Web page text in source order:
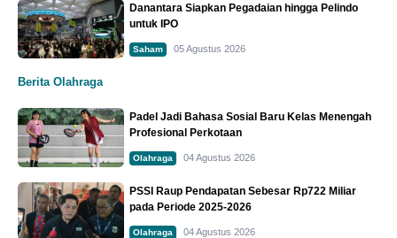
Danantara Siapkan Pegadaian hingga Pelindo
untuk IPO
Saham 05 Agustus 2026
Berita Olahraga
Padel Jadi Bahasa Sosial Baru Kelas Menengah
Profesional Perkotaan
Olahraga 04 Agustus 2026
PSSI Raup Pendapatan Sebesar Rp722 Miliar
pada Periode 2025-2026
Olahraga 04 Agustus 2026